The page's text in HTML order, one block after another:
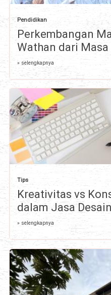
Pendidikan
Perkembangan
Wathan dari Masa
» selengkapnya
Tips
Kreativitas vs
dalam Jasa
» selengkapnya